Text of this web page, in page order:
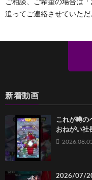
ご相談、ご希望の場合は
追ってご連絡させていただ
新着動画
これが噂の
おねがい社
2026/07/